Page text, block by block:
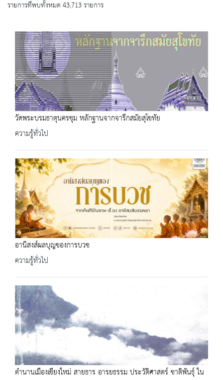
รายการที่พบทั้งหมด 43,713 รายการ
วัดพระบรมธาตุนครชุม หลักฐานจากจารึกสมัยสุโขทัย
ความรู้ทั่วไป
อานิสงส์ผลบุญของการบวช
ความรู้ทั่วไป
ตำนานเมืองเชียงใหม่ สายธาร อารยธรรม ประวัติศาสตร์ ชาติพันธุ์ ใน